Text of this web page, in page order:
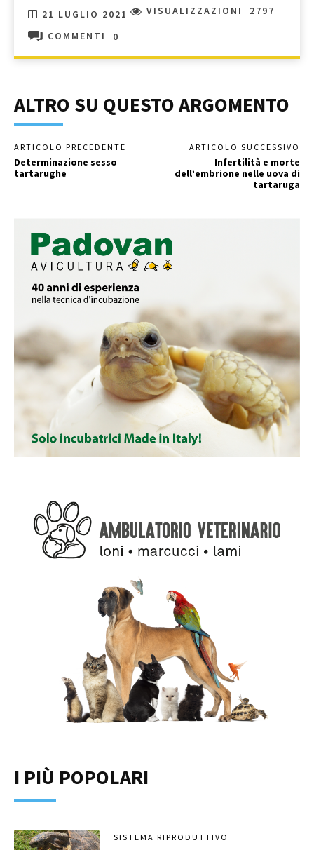
21 LUGLIO 2021 VISUALIZZAZIONI 2797
COMMENTI 0
ALTRO SU QUESTO ARGOMENTO
ARTICOLO PRECEDENTE
Determinazione sesso
tartarughe
ARTICOLO SUCCESSIVO
Infertilità e morte
dell’embrione nelle uova di
tartaruga
I PIÙ POPOLARI
SISTEMA RIPRODUTTIVO